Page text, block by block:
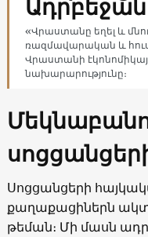
«Վրաստանը եղել և
ռազմավարական և
Վրաստանի
նախարարությունը։
Սոցցանցերի
քաղաքացիներն
թեման։ Մի մասն